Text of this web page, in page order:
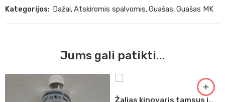
Kategorijos: Dažai,Atskiromis spalvomis,Guašas,Guašas MK
Jums gali patikti...
Žalias kinovaris tamsus im. Master Acrilic, 60ml (32)